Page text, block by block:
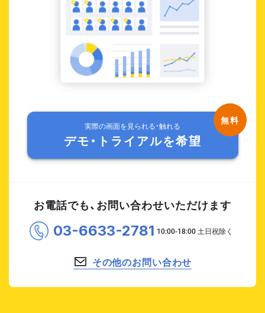
実際の画面を見られる・触れる
デモ・トライアルを希望
お電話でも、お問い合わせいただけます
03-6633-2781
その他のお問い合わせ